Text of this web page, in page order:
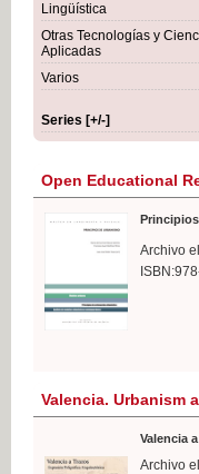
Lingüística
Otras Tecnologías y
Aplicadas
Varios
Series [+/-]
Open Educational
Archivo
Valencia. Urbanism
Valencia
Archivo